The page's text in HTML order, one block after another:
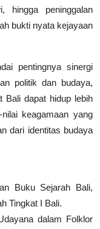
hingga peninggalan
bukti nyata kejayaan
pentingnya sinergi
politik dan budaya,
Bali dapat hidup lebih
keagamaan yang
dari identitas budaya
Buku Sejarah Bali,
Tingkat I Bali.
dalam Folklor